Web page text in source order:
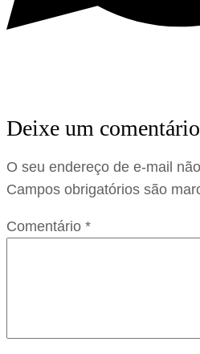
Deixe um comentário
O seu endereço de e-mail
Campos obrigatórios são
Comentário *